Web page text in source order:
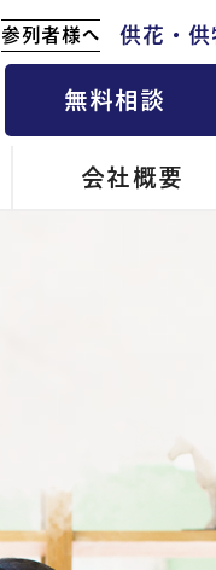
参列者様へ 供花・供
無料相談
会社概要